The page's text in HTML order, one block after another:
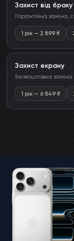
Захист від браку
Гарантійна заміна,
1 рік — 2 899 ₴
Захист екрану
Безкоштовна
1 рік — 6 849 ₴